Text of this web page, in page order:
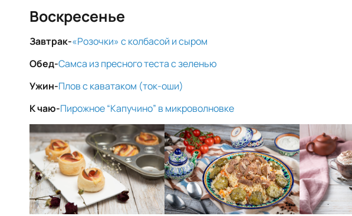
Воскресенье
Завтрак-«Розочки» с колбасой и сыром
Обед-Самса из пресного теста с зеленью
Ужин-Плов с каватаком (ток-оши)
К чаю-Пирожное “Капучино” в микроволновке